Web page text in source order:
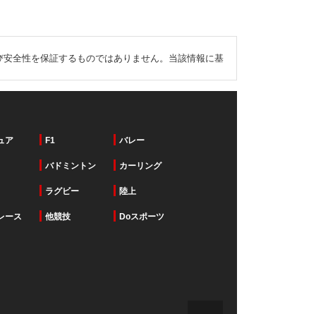
全性を保証するものではありません。当該情報に基
ア F1 バレー
バドミントン カーリング
ラグビー 陸上
ース 他競技 Doスポーツ